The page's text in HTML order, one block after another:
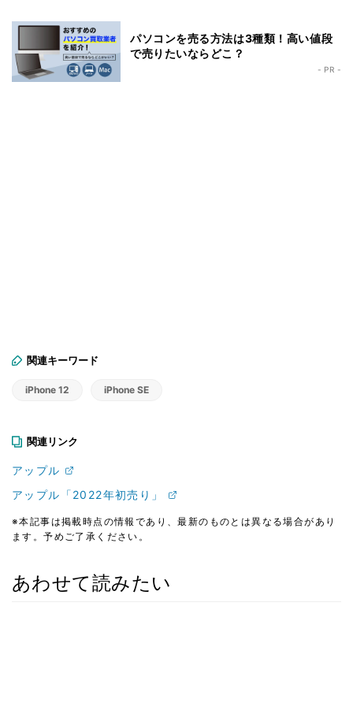
パソコンを売る方法は3種類！高い値段
で売りたいならどこ？
- PR -
関連キーワード
iPhone 12 iPhone SE
関連リンク
アップル
アップル「2022年初売り」
※本記事は掲載時点の情報であり、最新のものとは異なる場合があり
ます。予めご了承ください。
あわせて読みたい